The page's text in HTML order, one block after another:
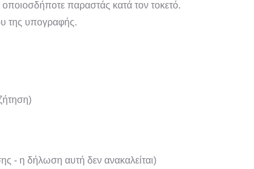
παραστάς κατά τον τοκετό.
της υπογραφής.
- η δήλωση αυτή δεν ανακαλείται)